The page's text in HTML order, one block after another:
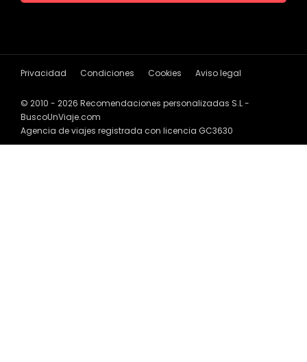
Privacidad Condiciones Cookies Aviso legal
© 2010 - 2026 Recomendaciones personalizadas S.L -
BuscoUnViaje.com
Agencia de viajes registrada con licencia GC3630